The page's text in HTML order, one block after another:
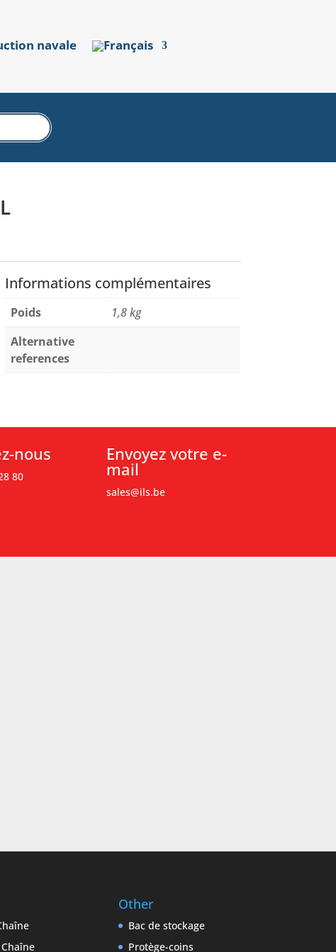
navale
Informations complémentaires
Poids
1,8 kg
Alternative
references
nous
80
Envoyez votre e-
mail
sales@ils.be
Other
Bac de stockage
Protège-coins